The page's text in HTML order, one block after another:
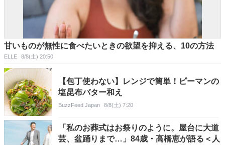
甘いものが無性に食べたいときの欲望を抑える、10の方法
ELLE 8/8(土) 20:50
【包丁使わない】レンジで簡単！ピーマンの
塩昆布バター和え
BuzzFeed Japan 8/8(土) 7:20
「私のお葬式はお祭りのように。屋台に大道
芸、盆踊りまで…」84歳・高橋恵が語る＜人